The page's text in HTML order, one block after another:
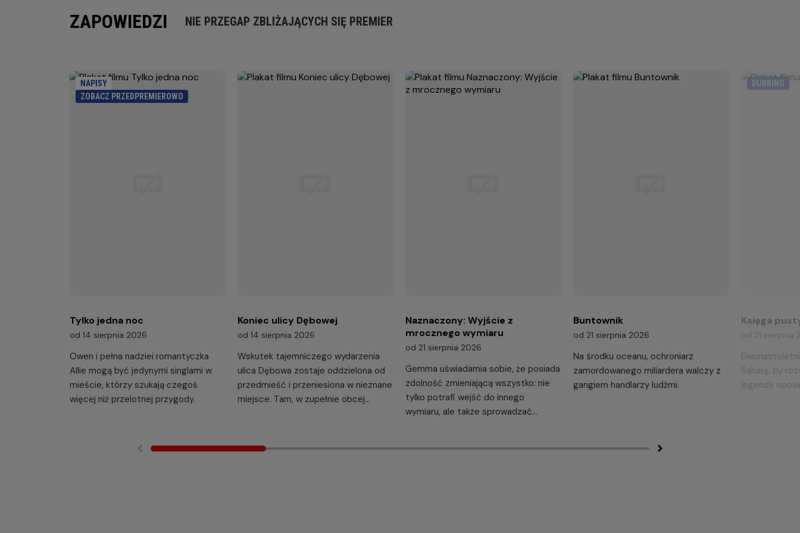
ZAPOWIEDZI NIE PRZEGAP ZBLIŻAJĄCYCH SIĘ PREMIER
NAPISY
ZOBACZ PRZEDPREMIEROWO
Tylko jedna noc
od 14 sierpnia 2026
Owen i pełna nadziei romantyczka
Allie mogą być jedynymi singlami w
mieście, którzy szukają czegoś
więcej niż przelotnej przygody.
Koniec ulicy Dębowej
od 14 sierpnia 2026
Wskutek tajemniczego wydarzenia
ulica Dębowa zostaje oddzielona od
przedmieść i przeniesiona w nieznane
miejsce. Tam, w zupełnie obcej
Naznaczony: Wyjście z
mrocznego wymiaru
od 21 sierpnia 2026
Gemma uświadamia sobie, że posiada
zdolność zmieniającą wszystko: nie
tylko potrafi wejść do innego
wymiaru, ale także sprowadzać
Buntownik
od 21 sierpnia 2026
Na środku oceanu, ochroniarz
zamordowanego miliardera walczy z
gangiem handlarzy ludźmi.
DUBBING
Księga
od 21 sierpnia
Saharę, by
legendy